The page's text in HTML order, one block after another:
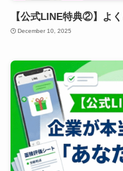
【公式LINE特典②】よ
December 10, 2025